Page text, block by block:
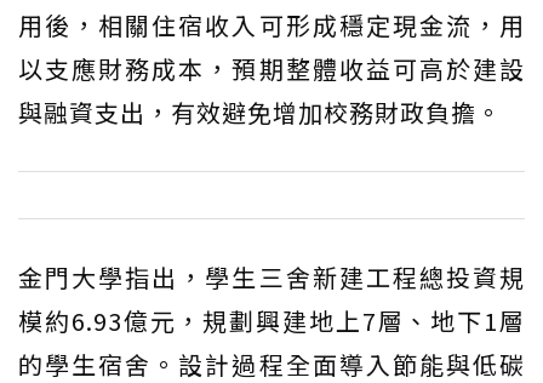
用後，相關住宿收入可形成穩定現金流，用
以支應財務成本，預期整體收益可高於建設
與融資支出，有效避免增加校務財政負擔。
金門大學指出，學生三舍新建工程總投資規
模約6.93億元，規劃興建地上7層、地下1層
的學生宿舍。設計過程全面導入節能與低碳